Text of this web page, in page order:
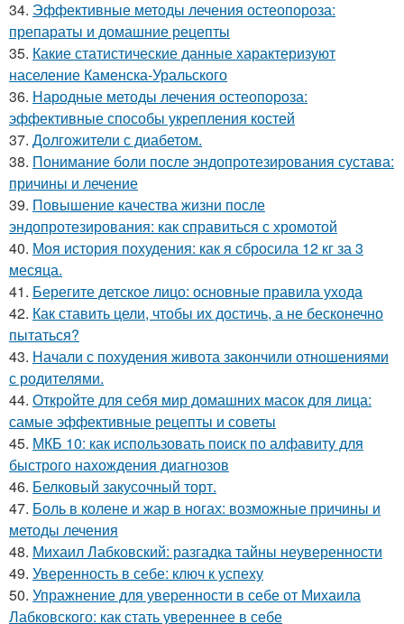
34. Эффективные методы лечения остеопороза:
препараты и домашние рецепты
35. Какие статистические данные характеризуют
население Каменска-Уральского
36. Народные методы лечения остеопороза:
эффективные способы укрепления костей
37. Долгожители с диабетом.
38. Понимание боли после эндопротезирования сустава:
причины и лечение
39. Повышение качества жизни после
эндопротезирования: как справиться с хромотой
40. Моя история похудения: как я сбросила 12 кг за 3
месяца.
41. Берегите детское лицо: основные правила ухода
42. Как ставить цели, чтобы их достичь, а не бесконечно
пытаться?
43. Начали с похудения живота закончили отношениями
с родителями.
44. Откройте для себя мир домашних масок для лица:
самые эффективные рецепты и советы
45. МКБ 10: как использовать поиск по алфавиту для
быстрого нахождения диагнозов
46. Белковый закусочный торт.
47. Боль в колене и жар в ногах: возможные причины и
методы лечения
48. Михаил Лабковский: разгадка тайны неуверенности
49. Уверенность в себе: ключ к успеху
50. Упражнение для уверенности в себе от Михаила
Лабковского: как стать увереннее в себе